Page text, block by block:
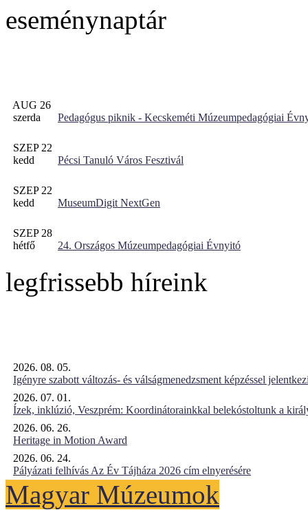
eseménynaptár
AUG 26
szerda
Pedagógus piknik - Kecskeméti Múzeumpedagógiai
SZEP 22
kedd
Pécsi Tanuló Város Fesztivál
SZEP 22
kedd
MuseumDigit NextGen
SZEP 28
hétfő
24. Országos Múzeumpedagógiai Évnyitó
legfrissebb híreink
2026. 08. 05.
Igényre szabott változás- és válságmenedzsment képzéssel
2026. 07. 01.
Ízek, inklúzió, Veszprém: Koordinátorainkkal belekóstoltunk a
2026. 06. 26.
Heritage in Motion Award
2026. 06. 24.
Pályázati felhívás Az Év Tájháza 2026 cím elnyerésére
Magyar Múzeumok